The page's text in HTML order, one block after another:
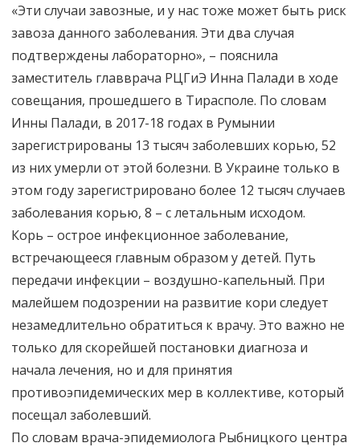
«Эти случаи завозные, и у нас тоже может быть риск
завоза данного заболевания. Эти два случая
подтверждены лабораторно», – пояснила
заместитель главврача РЦГиЭ Инна Палади в ходе
совещания, прошедшего в Тирасполе. По словам
Инны Палади, в 2017-18 годах в Румынии
зарегистрированы 13 тысяч заболевших корью, 52
из них умерли от этой болезни. В Украине только в
этом году зарегистрировано более 12 тысяч случаев
заболевания корью, 8 – с летальным исходом.
Корь – острое инфекционное заболевание,
встречающееся главным образом у детей. Путь
передачи инфекции – воздушно-капельный. При
малейшем подозрении на развитие кори следует
незамедлительно обратиться к врачу. Это важно не
только для скорейшей постановки диагноза и
начала лечения, но и для принятия
противоэпидемических мер в коллективе, который
посещал заболевший.
По словам врача-эпидемиолога Рыбницкого центра